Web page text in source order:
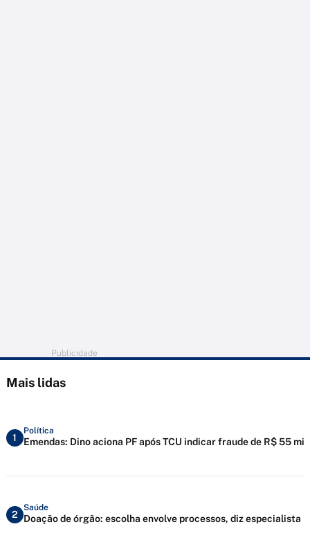
Publicidade
Mais lidas
1
Política
Emendas: Dino aciona PF após TCU indicar fraude de R$ 55 mi
2
Saúde
Doação de órgão: escolha envolve processos, diz especialista